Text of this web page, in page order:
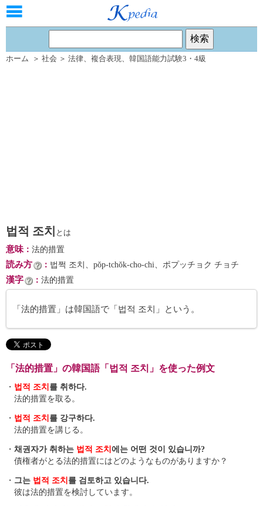
ホーム ＞ 社会 ＞ 法律、 複合表現、 韓国語能力試験3・4級
법적 조치 とは
意味： 法的措置
読み方 ： 법쩍 조치、pŏp-tchŏk-cho-chi、ポプッチョク チョチ
漢字 ： 法的措置
「法的措置」は韓国語で「법적 조치」という。
「法的措置」の韓国語「법적 조치」を使った例文
・ 법적 조치 를 취하다.
法的措置を取る。
・ 법적 조치 를 강구하다.
法的措置を講じる。
・ 채권자가 취하는 법적 조치 에는 어떤 것이 있습니까?
債権者がとる法的措置にはどのようなものがありますか？
・ 그는 법적 조치 를 검토하고 있습니다.
彼は法的措置を検討しています。